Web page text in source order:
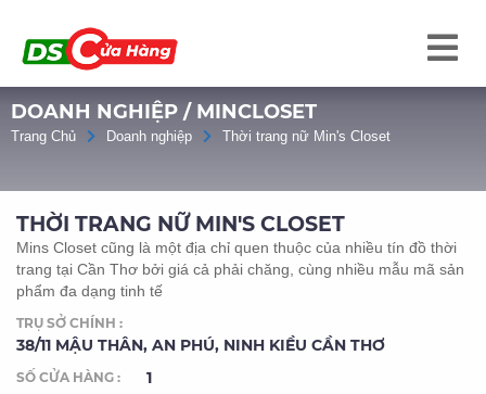
DOANH NGHIỆP / MINCLOSET
Trang Chủ Doanh nghiệp Thời trang nữ Min's Closet
THỜI TRANG NỮ MIN'S CLOSET
Mins Closet cũng là một địa chỉ quen thuộc của nhiều tín đồ thời
trang tại Cần Thơ bởi giá cả phải chăng, cùng nhiều mẫu mã sản
phẩm đa dạng tinh tế
TRỤ SỞ CHÍNH :
38/11 MẬU THÂN, AN PHÚ, NINH KIỀU CẦN THƠ
SỐ CỬA HÀNG : 1